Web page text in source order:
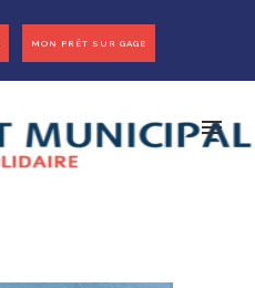
MON PRÊT SUR GAGE